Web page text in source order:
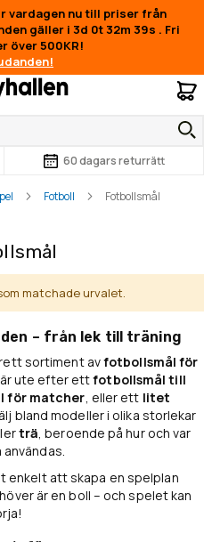
vardagen nu till priser från
gäller i 3d 0t 32m 39s . Fri
över 500KR!
60 dagars returrätt
Fotboll Fotbollsmål
matchade urvalet.
– från lek till träning
sortiment avfotbollsmål för
ute efter ettfotbollsmål till
för matcher, eller ett litet
bland modeller i olika storlekar
trä, beroende på hur och var
enkelt att skapa en spelplan
är en boll – och spelet kan